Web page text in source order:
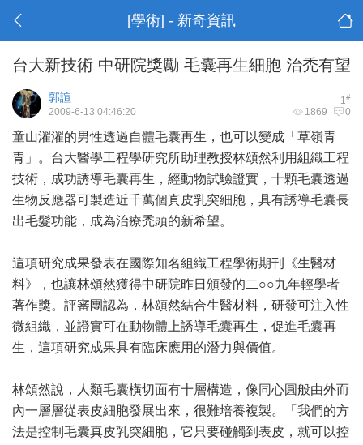
[學術] - 新奇資訊
台大新技術 中研院獎勵 毛囊再生細胞 治禿有望
1#
郭諠
1869 0
2009-6-13 04:46:20
童山濯濯的男性透過自體毛囊再生，也可以變成「草嶺青
青」。 台大醫學工程學研究所助理教授林頌然利用組織工程
技術，成功誘導毛囊再生，經動物試驗證實，十顆毛囊透過
生物反應器可製造近千萬個真皮乳突細胞，具有誘導毛囊長
出毛髮功能，成為治療禿頭的新希望。
這項研究成果發表在國際知名組織工程學術期刊《生醫材
料》，也讓林頌然獲得中研院昨日頒發的二○○九年輕學者
著作獎。評審團認為，林頌然結合生醫材料，研發可注入性
微組織，並證實可在動物體上誘導毛囊再生，促進毛囊再
生，這項研究成果具有臨床應用的潛力與價值。
林頌然說，人類毛囊橫切面有十層構造，像同心圓般由外而
內一層層從表皮細胞發展出來，很難培養複製。「我們的方
法是控制毛囊真皮乳突細胞，它只要碰觸到表皮，就可以控